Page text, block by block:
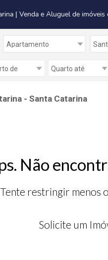
| Venda e Aluguel de imóveis
- Santa Catarina
Não
Tente restringir menos
Solicite um